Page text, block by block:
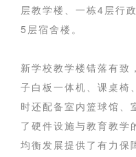
层教学楼、一栋4层行
5层宿舍楼。
新学校教学楼错落有致
子白板一体机、课桌椅
时还配备室内篮球馆、
了硬件设施与教育教学
均衡发展提供了有力保